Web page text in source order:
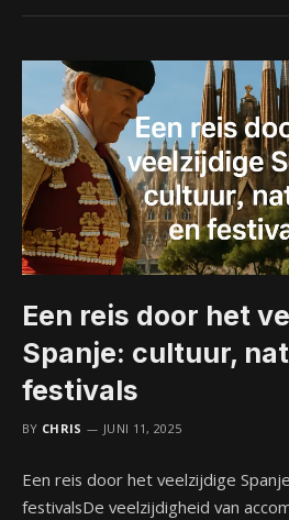
Een reis door het
Spanje: cultuur,
festivals
BY CHRIS JUNI 11, 2025
Een reis door het veelzijdige
festivalsDe veelzijdigheid van